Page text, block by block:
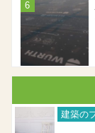
建築の